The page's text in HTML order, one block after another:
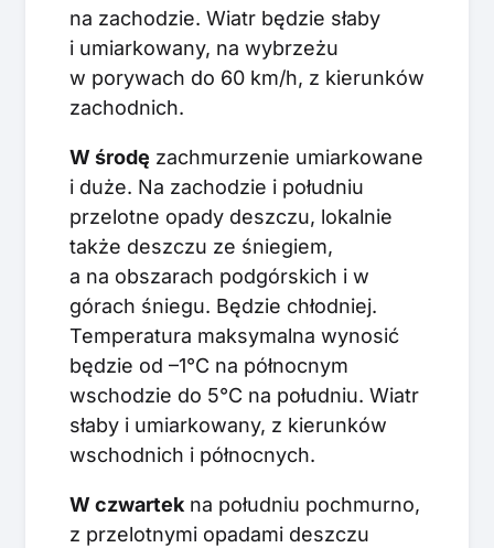
na zachodzie. Wiatr będzie słaby
i umiarkowany, na wybrzeżu
w porywach do 60 km/h, z kierunków
zachodnich.
W środę zachmurzenie umiarkowane
i duże. Na zachodzie i południu
przelotne opady deszczu, lokalnie
także deszczu ze śniegiem,
a na obszarach podgórskich i w
górach śniegu. Będzie chłodniej.
Temperatura maksymalna wynosić
będzie od –1°C na północnym
wschodzie do 5°C na południu. Wiatr
słaby i umiarkowany, z kierunków
wschodnich i północnych.
W czwartek na południu pochmurno,
z przelotnymi opadami deszczu